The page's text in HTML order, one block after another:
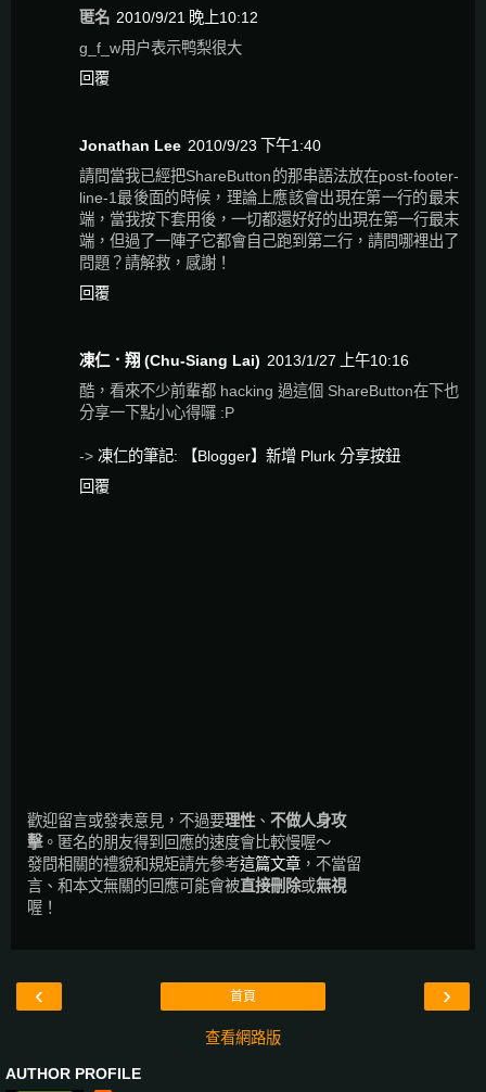
匿名 2010/9/21 晚上10:12
g_f_w用户表示鸭梨很大
回覆
Jonathan Lee 2010/9/23 下午1:40
請問當我已經把ShareButton的那串語法放在post-footer-
line-1最後面的時候，理論上應該會出現在第一行的最末
端，當我按下套用後，一切都還好好的出現在第一行最末
端，但過了一陣子它都會自己跑到第二行，請問哪裡出了
問題？請解救，感謝！
回覆
凍仁．翔 (Chu-Siang Lai) 2013/1/27 上午10:16
酷，看來不少前輩都 hacking 過這個 ShareButton在下也
分享一下點小心得囉 :P
-> 凍仁的筆記: 【Blogger】新增 Plurk 分享按鈕
回覆
歡迎留言或發表意見，不過要理性 、 不做人身攻
擊。匿名的朋友得到回應的速度會比較慢喔～
發問相關的禮貌和規矩請先參考這篇文章 ，不當留
言、和本文無關的回應可能會被直接刪除或無視
喔！
‹ ›
首頁
查看網路版
AUTHOR PROFILE